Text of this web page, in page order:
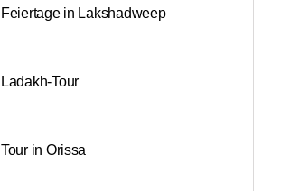
Feiertage in Lakshadweep
Ladakh-Tour
Tour in Orissa